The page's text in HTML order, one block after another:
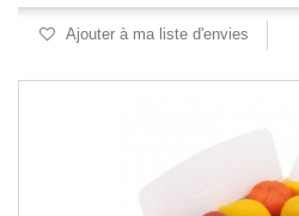
Ajouter à ma liste d'envies